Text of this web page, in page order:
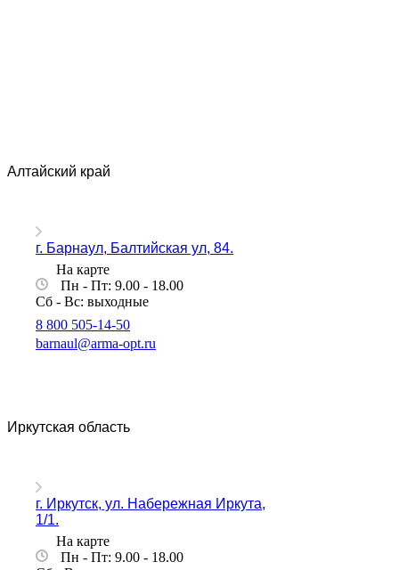
Алтайский край
г. Барнаул, Балтийская ул, 84.
На карте
Пн - Пт: 9.00 - 18.00
Сб - Вс: выходные
8 800 505-14-50
barnaul@arma-opt.ru
Иркутская область
г. Иркутск, ул. Набережная Иркута,
1/1.
На карте
Пн - Пт: 9.00 - 18.00